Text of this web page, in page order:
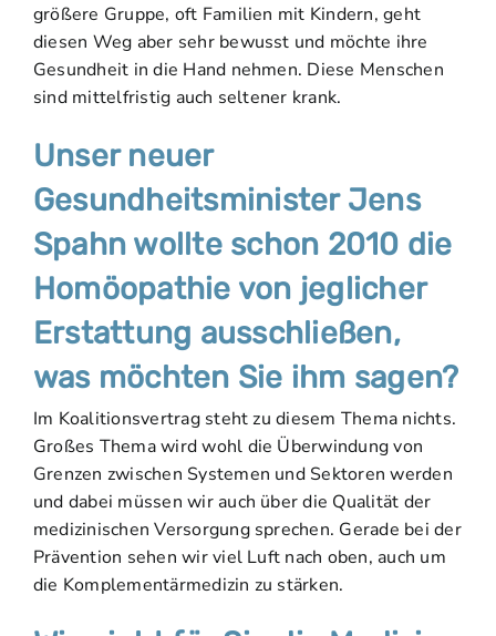
größere Gruppe, oft Familien mit Kindern, geht
diesen Weg aber sehr bewusst und möchte ihre
Gesundheit in die Hand nehmen. Diese Menschen
sind mittelfristig auch seltener krank.
Unser neuer
Gesundheitsminister Jens
Spahn wollte schon 2010 die
Homöopathie von jeglicher
Erstattung ausschließen,
was möchten Sie ihm sagen?
Im Koalitionsvertrag steht zu diesem Thema nichts.
Großes Thema wird wohl die Überwindung von
Grenzen zwischen Systemen und Sektoren werden
und dabei müssen wir auch über die Qualität der
medizinischen Versorgung sprechen. Gerade bei der
Prävention sehen wir viel Luft nach oben, auch um
die Komplementärmedizin zu stärken.